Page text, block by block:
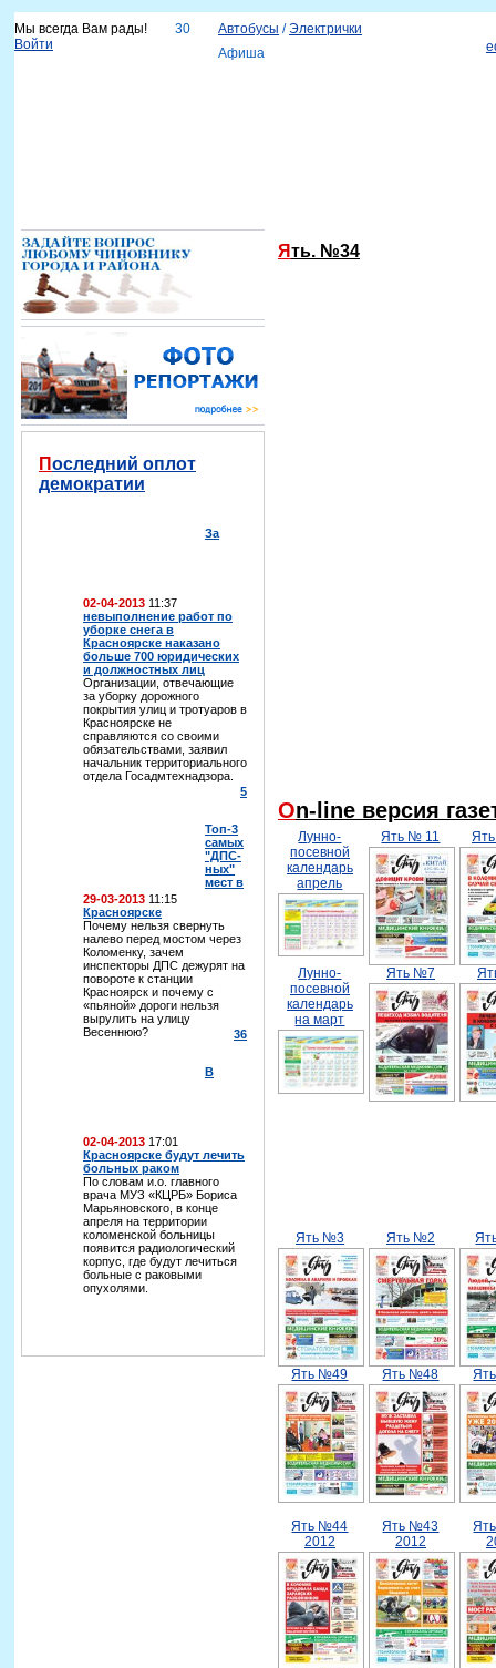
Мы всегда Вам рады!
Войти
30 Автобусы /Электрички
Афиша
Последний оплот
демократии
02-04-2013 11:37
За
невыполнение работ по
уборке снега в
Красноярске наказано
больше 700 юридических
и должностных лиц
Организации, отвечающие
за уборку дорожного
покрытия улиц и тротуаров в
Красноярске не
справляются со своими
обязательствами, заявил
начальник территориального
отдела Госадмтехнадзора.
5
29-03-2013 11:15
Топ-3
самых
"ДПС-
ных"
мест в
Красноярске
Почему нельзя свернуть
налево перед мостом через
Коломенку, зачем
инспекторы ДПС дежурят на
повороте к станции
Красноярск и почему с
«пьяной» дороги нельзя
вырулить на улицу
Весеннюю?
36
02-04-2013 17:01
В
Красноярске будут лечить
больных раком
По словам и.о. главного
врача МУЗ «КЦРБ» Бориса
Марьяновского, в конце
апреля на территории
коломенской больницы
появится радиологический
корпус, где будут лечиться
больные с раковыми
опухолями.
Ять. №34
On-line версия
Лунно-
посевной
календарь
апрель
Ять № 11
Лунно-
посевной
календарь
на март
Ять №7
Ять №3 Ять №2
Ять №49 Ять №48
Ять №44
2012
Ять №43
2012